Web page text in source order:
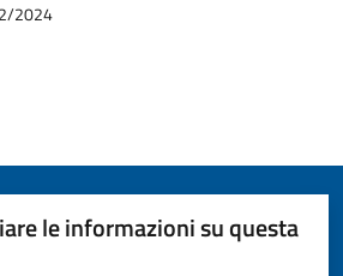
2024
le informazioni su questa